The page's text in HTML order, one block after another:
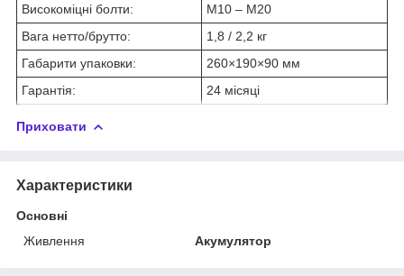
Високоміцні болти:
M10 – M20
Вага нетто/брутто:
1,8 / 2,2 кг
Габарити упаковки:
260×190×90 мм
Гарантія:
24 місяці
Приховати
Характеристики
Основні
Живлення
Акумулятор